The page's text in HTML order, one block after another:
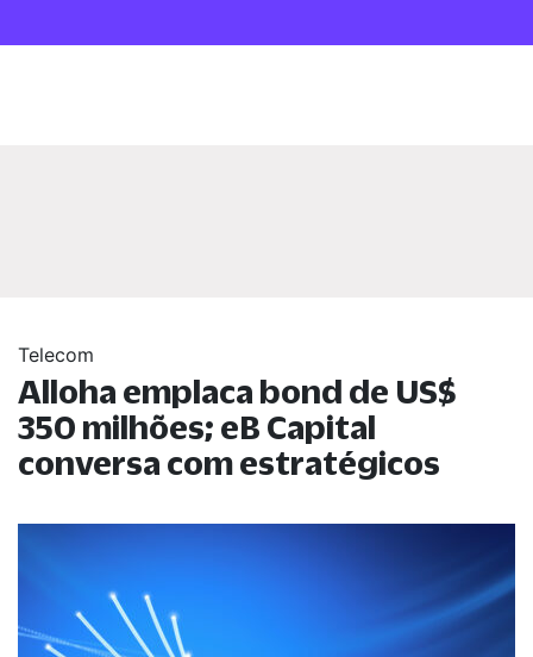
Telecom
Alloha emplaca bond de US$
350 milhões; eB Capital
conversa com estratégicos